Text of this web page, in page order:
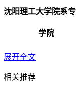
沈阳理工大学院系
学院
展开全文
相关推荐